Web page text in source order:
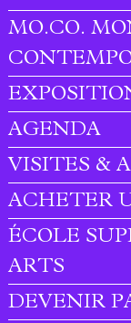
Footer
MO.CO.
AGENDA
VISITES &
ACHETER
ÉCOLE
ARTS
DEVENIR